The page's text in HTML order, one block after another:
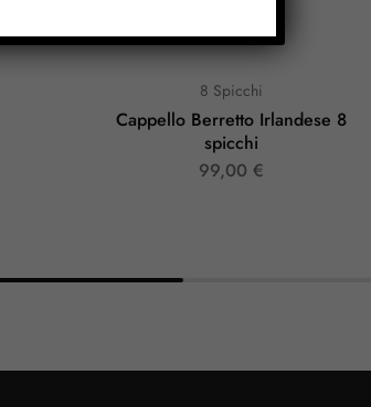
8 Spicchi
Cappello Berretto Irlandese 8
spicchi
99,00 €